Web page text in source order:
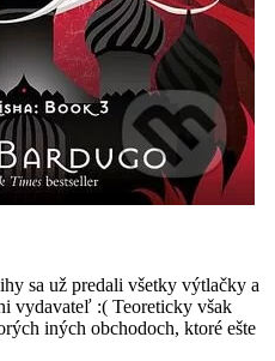
sa už predali všetky výtlačky a
vydavateľ :( Teoreticky však
iných obchodoch, ktoré ešte